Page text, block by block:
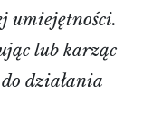
umiejętności.
lub karząc
działania